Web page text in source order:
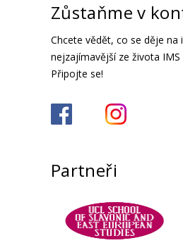
Zůstaňme v
Chcete vědět, co se děje
nejzajímavější ze života
Připojte se!
Partneři